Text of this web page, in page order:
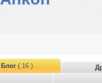
Блог( 16 )